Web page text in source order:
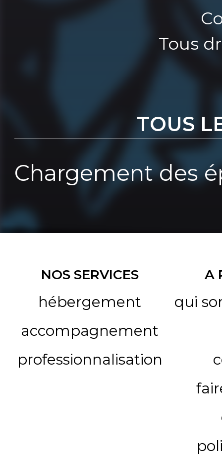
Tous
TOUS
Chargement des
NOS SERVICES
hébergement
accompagnement
professionnalisation
A
qui